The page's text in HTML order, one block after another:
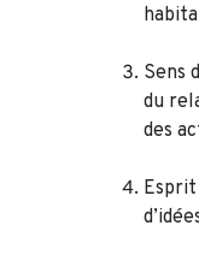
Sens
du
des